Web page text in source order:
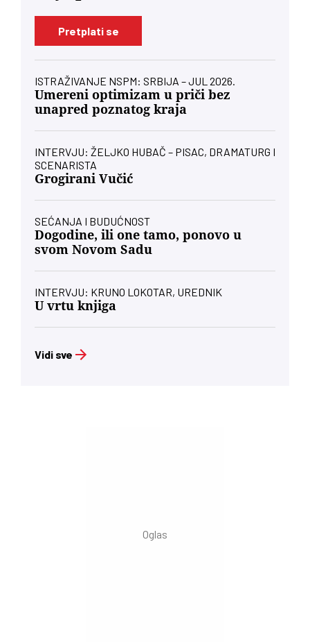
Pretplati se
ISTRAŽIVANJE NSPM: SRBIJA – JUL 2026.
Umereni optimizam u priči bez
unapred poznatog kraja
INTERVJU: ŽELJKO HUBAČ – PISAC, DRAMATURG I
SCENARISTA
Grogirani Vučić
SEĆANJA I BUDUĆNOST
Dogodine, ili one tamo, ponovo u
svom Novom Sadu
INTERVJU: KRUNO LOKOTAR, UREDNIK
U vrtu knjiga
Vidi sve